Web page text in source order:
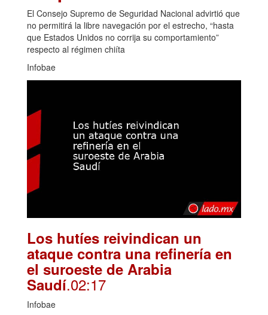
El Consejo Supremo de Seguridad Nacional advirtió que
no permitirá la libre navegación por el estrecho, “hasta
que Estados Unidos no corrija su comportamiento”
respecto al régimen chiíta
Infobae
Los hutíes reivindican un
ataque contra una refinería en
el suroeste de Arabia
Saudí.02:17
Infobae